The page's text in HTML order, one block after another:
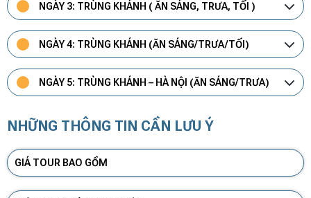
NGÀY 3: TRÙNG KHÁNH ( ĂN SÁNG, TRƯA, TỐI )
NGÀY 4: TRÙNG KHÁNH (ĂN SÁNG/TRƯA/TỐI)
NGÀY 5: TRÙNG KHÁNH – HÀ NỘI (ĂN SÁNG/TRƯA)
NHỮNG THÔNG TIN CẦN LƯU Ý
GIÁ TOUR BAO GỒM